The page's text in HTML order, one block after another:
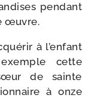
pen­dant
œuvre.
à l’enfant
cette
de sainte
à onze